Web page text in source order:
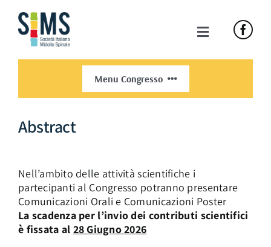
content
Toggle
Navigation
CORSI E CONGRESSI
CONTATTI
Menu Congresso
Programma Congresso
Sponsor
Abstract
Nell’ambito delle attività scientifiche i
partecipanti al Congresso potranno presentare
Comunicazioni Orali e Comunicazioni Poster
La scadenza per l’invio dei contributi scientifici
è fissata al 28 Giugno 2026